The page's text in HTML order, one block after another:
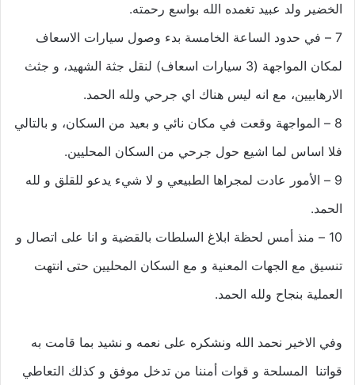
الخضير ولد عبيد تغمده الله بواسع رحمته.
7 – في حدود الساعة الخامسة بدء وصول سيارات الاسعاف
لمكان المواجهة (3 سيارات اسعاف) لنقل جثة الشهيد، و جثث
الارهابيين، مع انه ليس هناك اي جرحي ولله الحمد.
8 – المواجهة وقعت في مكان نائي و بعيد من السكان، و بالتالي
فلا اساس لما اشيع حول جرحي من السكان المحليين.
9 – الأمور عادت لمجراها الطبيعي و لا شيء يدعو للقلق و لله
الحمد.
10 – منذ أمس لحظة ابلاغ السلطات بالقضية و انا على اتصال و
تنسيق مع الجهات المعنية و مع السكان المحليين حتى انتهت
العملية بنجاح ولله الحمد.
وفي الاخير نحمد الله ونشكره على نعمه و نشيد بما قامت به
قواتنا المسلحة و قوات أمننا من تدخل موفق و كذلك التعاطي